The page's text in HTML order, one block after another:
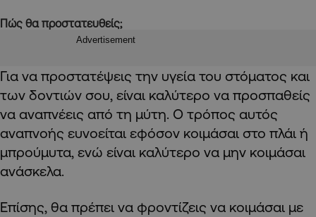
Πώς θα προστατευθείς;
Advertisement
Για να προστατέψεις την υγεία του στόματος και
των δοντιών σου, είναι καλύτερο να προσπαθείς
να αναπνέεις από τη μύτη. Ο τρόπος αυτός
αναπνοής ευνοείται εφόσον κοιμάσαι στο πλάι ή
μπρούμυτα, ενώ είναι καλύτερο να μην κοιμάσαι
ανάσκελα.
Επίσης, θα πρέπει να φροντίζεις να κοιμάσαι με